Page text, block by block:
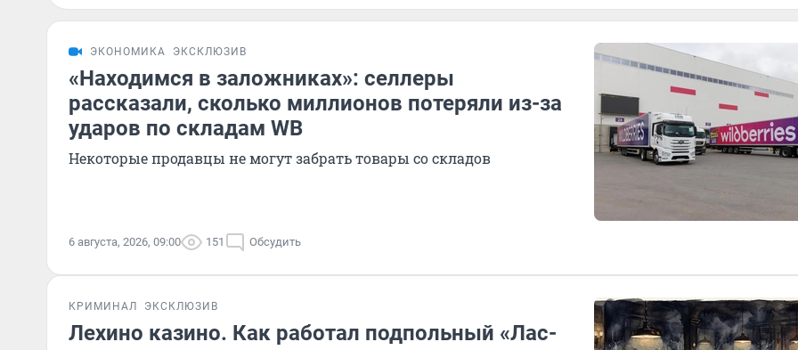
ЭКОНОМИКА ЭКСКЛЮЗИВ
«Находимся в заложниках»: селлеры
рассказали, сколько миллионов потеряли из-за
ударов по складам WB
Некоторые продавцы не могут забрать товары со складов
6 августа, 2026, 09:00 151 Обсудить
КРИМИНАЛ ЭКСКЛЮЗИВ
Лехино казино. Как работал подпольный «Лас-